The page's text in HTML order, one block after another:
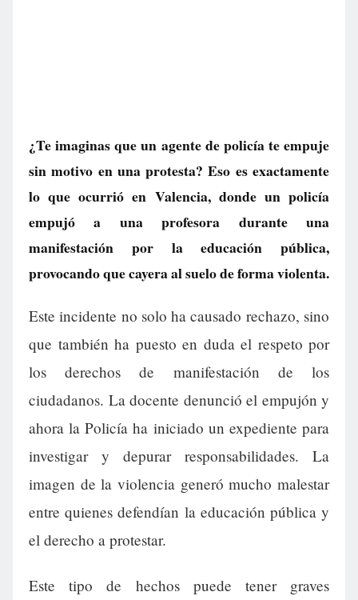
¿Te imaginas que un agente de policía te empuje
sin motivo en una protesta? Eso es exactamente
lo que ocurrió en Valencia, donde un policía
empujó a una profesora durante una
manifestación por la educación pública,
provocando que cayera al suelo de forma violenta.
Este incidente no solo ha causado rechazo, sino
que también ha puesto en duda el respeto por
los derechos de manifestación de los
ciudadanos. La docente denunció el empujón y
ahora la Policía ha iniciado un expediente para
investigar y depurar responsabilidades. La
imagen de la violencia generó mucho malestar
entre quienes defendían la educación pública y
el derecho a protestar.
Este tipo de hechos puede tener graves